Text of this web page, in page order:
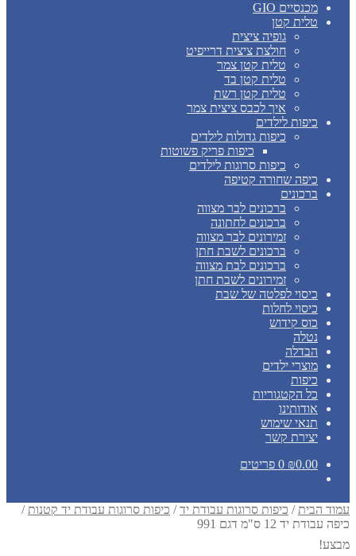
מכנסיים GIO
טלית קטן
גופיה ציצית
חולצת ציצית דרייפיט
טלית קטן צמר
טלית קטן בד
טלית קטן רשת
איך לכבס ציצית צמר
כיפות לילדים
כיפות גדולות לילדים
כיפות פריק פשוטות
כיפות סרוגות לילדים
כיפה שחורה קטיפה
ברכונים
ברכונים לבר מצווה
ברכונים לחתונה
זמירונים לבר מצווה
ברכונים לשבת חתן
ברכונים לבת מצווה
זמירונים לשבת חתן
כיסוי לפלטה של שבת
כיסוי לחלות
כוס קידוש
נטלה
הבדלה
מוצרי ילדים
כיפות
כל הקטגוריות
אודותינו
תנאי שימוש
יצירת קשר
₪0.00 0 פריטים
עמוד הבית / כיפות סרוגות עבודת יד/ כיפות סרוגות עבודת יד קטנות /
כיפה עבודת יד 12 ס"מ דגם 991
מבצע!